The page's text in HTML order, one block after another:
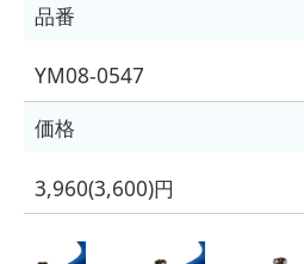
品番
YM08-0547
価格
3,960(3,600)円